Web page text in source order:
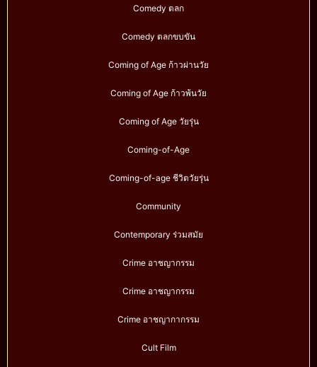
Comedy ตลก
Comedy ตลกขบขัน
Coming of Age ก้าวผ่านวัย
Coming of Age ก้าวพ้นวัย
Coming of Age วัยรุ่น
Coming-of-Age
Coming-of-age ชีวิตวัยรุ่น
Community
Contemporary ร่วมสมัย
Crime อาชญากรรม
Crime อาชญากรรม
Crime อาชญากากรรม
Cult Film